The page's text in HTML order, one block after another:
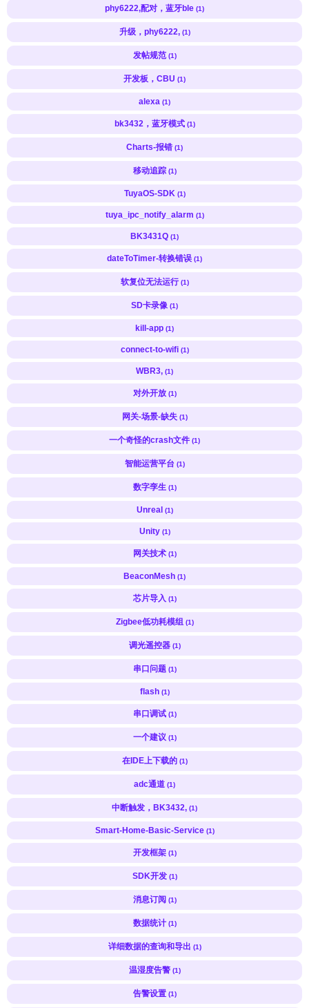
phy6222,配对，蓝牙ble (1)
升级，phy6222, (1)
发帖规范 (1)
开发板，CBU (1)
alexa (1)
bk3432，蓝牙模式 (1)
Charts-报错 (1)
移动追踪 (1)
TuyaOS-SDK (1)
tuya_ipc_notify_alarm (1)
BK3431Q (1)
dateToTimer-转换错误 (1)
软复位无法运行 (1)
SD卡录像 (1)
kill-app (1)
connect-to-wifi (1)
WBR3, (1)
对外开放 (1)
网关-场景-缺失 (1)
一个奇怪的crash文件 (1)
智能运营平台 (1)
数字孪生 (1)
Unreal (1)
Unity (1)
网关技术 (1)
BeaconMesh (1)
芯片导入 (1)
Zigbee低功耗模组 (1)
调光遥控器 (1)
串口问题 (1)
flash (1)
串口调试 (1)
一个建议 (1)
在IDE上下载的 (1)
adc通道 (1)
中断触发，BK3432, (1)
Smart-Home-Basic-Service (1)
开发框架 (1)
SDK开发 (1)
消息订阅 (1)
数据统计 (1)
详细数据的查询和导出 (1)
温湿度告警 (1)
告警设置 (1)